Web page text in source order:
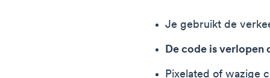
Je gebruikt de
De code is verlopen
Pixelated of wazige